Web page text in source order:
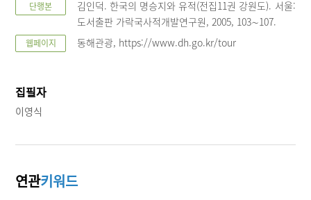
단행본
김인덕. 한국의 명승지와 유적(전집11권 강원도). 서울:
도서출판 가락국사적개발연구원, 2005, 103∼107.
웹페이지 동해관광, https://www.dh.go.kr/tour
집필자
이영식
연관키워드